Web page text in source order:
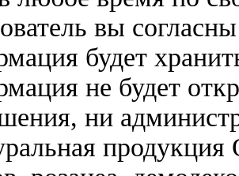
вы
будет
не будет
ни